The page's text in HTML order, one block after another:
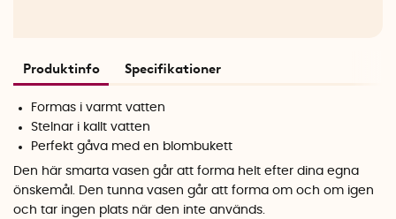
Produktinfo Specifikationer
Formas i varmt vatten
Stelnar i kallt vatten
Perfekt gåva med en blombukett
Den här smarta vasen går att forma helt efter dina egna
önskemål. Den tunna vasen går att forma om och om igen
och tar ingen plats när den inte används.